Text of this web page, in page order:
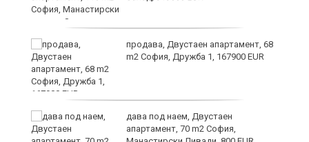
продава, Двустаен апартамент, 68
m2 София, Дружба 1, 167900 EUR
дава под наем, Двустаен
апартамент, 70 m2 София,